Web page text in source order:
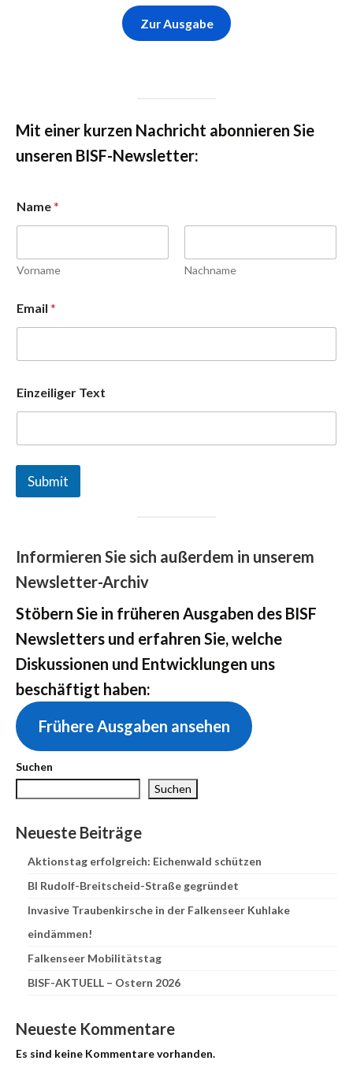
Zur Ausgabe
Mit einer kurzen Nachricht abonnieren Sie
unseren BISF-Newsletter:
Name*
Vorname Nachname
a
m
m
e
*
Email *
Einzeiliger Text
Submit
Informieren Sie sich außerdem in unserem
Newsletter-Archiv
Stöbern Sie in früheren Ausgaben des BISF
Newsletters und erfahren Sie, welche
Diskussionen und Entwicklungen uns
beschäftigt haben:
Frühere Ausgaben ansehen
Suchen
Suchen
Neueste Beiträge
Aktionstag erfolgreich: Eichenwald schützen
BI Rudolf-Breitscheid-Straße gegründet
Invasive Traubenkirsche in der Falkenseer Kuhlake
eindämmen!
Falkenseer Mobilitätstag
BISF-AKTUELL – Ostern 2026
Neueste Kommentare
Es sind keine Kommentare vorhanden.